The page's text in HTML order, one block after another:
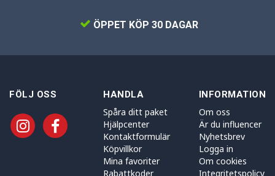
ÖPPET KÖP 30 DAGAR
FÖLJ OSS HANDLA
Spåra ditt paket
Hjälpcenter
Kontaktformulär
Köpvillkor
Mina favoriter
Rabattkoder
INFORMATION
Om oss
Är du influencer
Nyhetsbrev
Logga in
Om cookies
Integritetspolicy